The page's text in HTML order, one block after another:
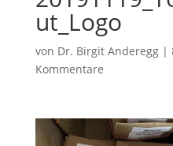
ut_Logo
von Dr. Birgit Anderegg|
Kommentare